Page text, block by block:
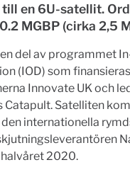
en 6U-satellit.
MGBP (cirka 2,5
del av programmet
(IOD) som
Innovate UK och
Catapult. Satelliten
internationella
2020.